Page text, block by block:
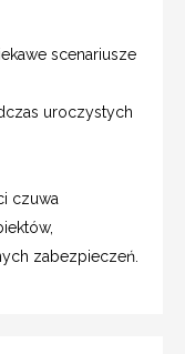
scenariusze
uroczystych
czuwa
zabezpieczeń.